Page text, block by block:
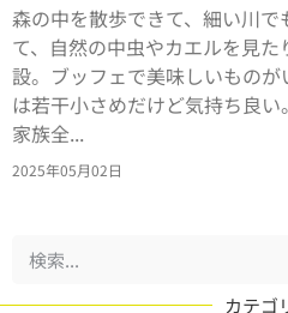
森の中を散歩できて、細い川
て、自然の中虫やカエルを見
設。ブッフェで美味しいもの
は若干小さめだけど気持ち良
家族全...
2025年05月02日
カテゴ